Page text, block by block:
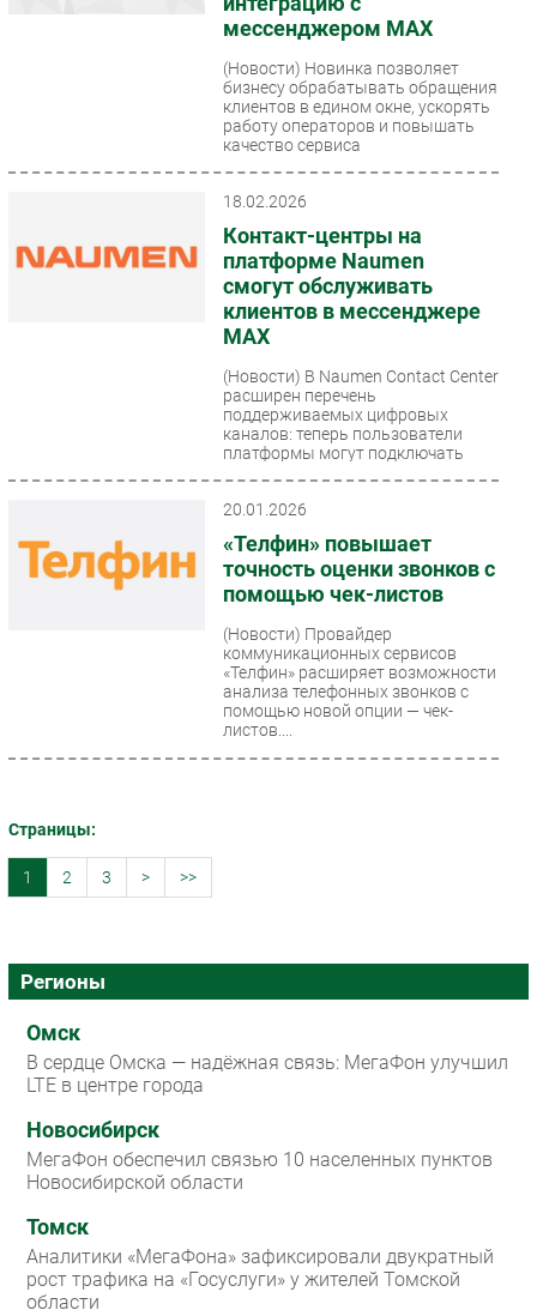
мессенджером MAX
(Новости) Новинка позволяет
бизнесу обрабатывать обращения
клиентов в едином окне, ускорять
работу операторов и повышать
качество сервиса
18.02.2026
Контакт-центры на
платформе Naumen
смогут обслуживать
клиентов в мессенджере
MAX
(Новости) В Naumen Contact Center
расширен перечень
поддерживаемых цифровых
каналов: теперь пользователи
платформы могут подключать
20.01.2026
«Телфин» повышает
точность оценки звонков с
помощью чек-листов
(Новости) Провайдер
коммуникационных сервисов
«Телфин» расширяет возможности
анализа телефонных звонков с
помощью новой опции — чек-
листов....
Страницы:
1 2 3 > >>
Регионы
Омск
В сердце Омска — надёжная связь: МегаФон улучшил
LTE в центре города
Новосибирск
МегаФон обеспечил связью 10 населенных пунктов
Новосибирской области
Томск
Аналитики «МегаФона» зафиксировали двукратный
рост трафика на «Госуслуги» у жителей Томской
области